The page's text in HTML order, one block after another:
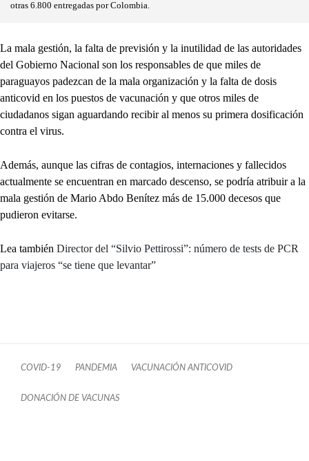
otras 6.800 entregadas por Colombia.
La mala gestión, la falta de previsión y la inutilidad de las autoridades
del Gobierno Nacional son los responsables de que miles de
paraguayos padezcan de la mala organización y la falta de dosis
anticovid en los puestos de vacunación y que otros miles de
ciudadanos sigan aguardando recibir al menos su primera dosificación
contra el virus.
Además, aunque las cifras de contagios, internaciones y fallecidos
actualmente se encuentran en marcado descenso, se podría atribuir a la
mala gestión de Mario Abdo Benítez más de 15.000 decesos que
pudieron evitarse.
Lea también Director del “Silvio Pettirossi”: número de tests de PCR
para viajeros “se tiene que levantar”
COVID-19 PANDEMIA VACUNACIÓN ANTICOVID
DONACIÓN DE VACUNAS